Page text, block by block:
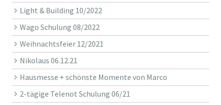
Light & Building 10/2022
Wago Schulung 08/2022
Weihnachtsfeier 12/2021
Nikolaus 06.12.21
Hausmesse + schönste Momente von Marco
2-tägige Telenot Schulung 06/21